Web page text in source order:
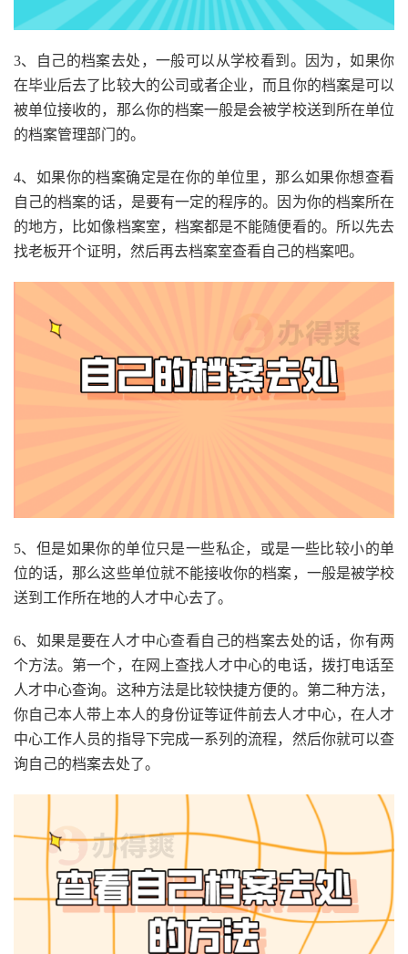
3、自己的档案去处，一般可以从学校看到。因为，如果你
在毕业后去了比较大的公司或者企业，而且你的档案是可以
被单位接收的，那么你的档案一般是会被学校送到所在单位
的档案管理部门的。
4、如果你的档案确定是在你的单位里，那么如果你想查看
自己的档案的话，是要有一定的程序的。因为你的档案所在
的地方，比如像档案室，档案都是不能随便看的。所以先去
找老板开个证明，然后再去档案室查看自己的档案吧。
5、但是如果你的单位只是一些私企，或是一些比较小的单
位的话，那么这些单位就不能接收你的档案，一般是被学校
送到工作所在地的人才中心去了。
6、如果是要在人才中心查看自己的档案去处的话，你有两
个方法。第一个，在网上查找人才中心的电话，拨打电话至
人才中心查询。这种方法是比较快捷方便的。第二种方法，
你自己本人带上本人的身份证等证件前去人才中心，在人才
中心工作人员的指导下完成一系列的流程，然后你就可以查
询自己的档案去处了。